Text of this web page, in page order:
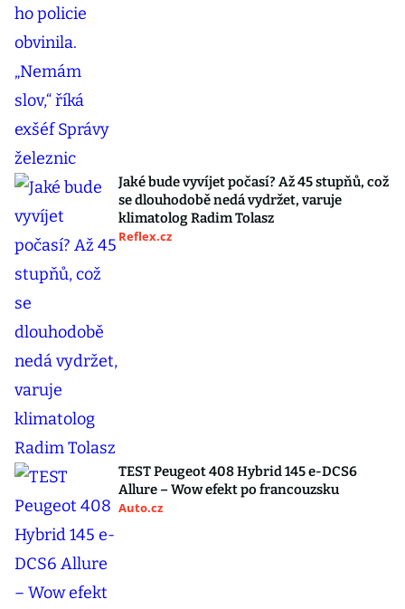
Jaké bude vyvíjet počasí? Až 45 stupňů, což
se dlouhodobě nedá vydržet, varuje
klimatolog Radim Tolasz
Reflex.cz
TEST Peugeot 408 Hybrid 145 e-DCS6
Allure – Wow efekt po francouzsku
Auto.cz